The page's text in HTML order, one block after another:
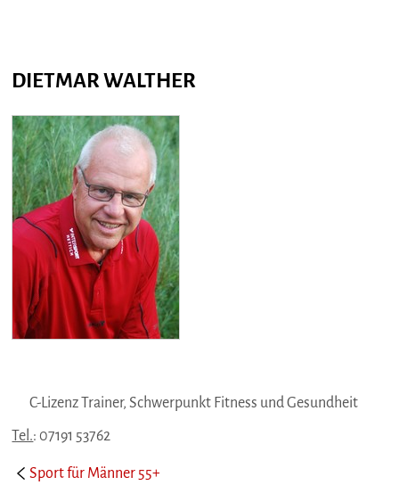
DIETMAR WALTHER
C-Lizenz Trainer, Schwerpunkt Fitness und Gesundheit
Tel.: 07191 53762
Sport für Männer 55+